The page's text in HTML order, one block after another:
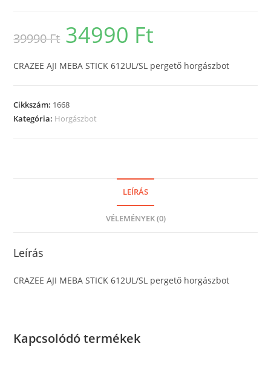
39990Ft
Original
price
was:
34990 Ft
CRAZEE AJI MEBA STICK 612UL/SL pergető horgászbot
Cikkszám: 1668
Kategória: Horgászbot
LEÍRÁS
VÉLEMÉNYEK (0)
Leírás
CRAZEE AJI MEBA STICK 612UL/SL pergető horgászbot
Kapcsolódó termékek